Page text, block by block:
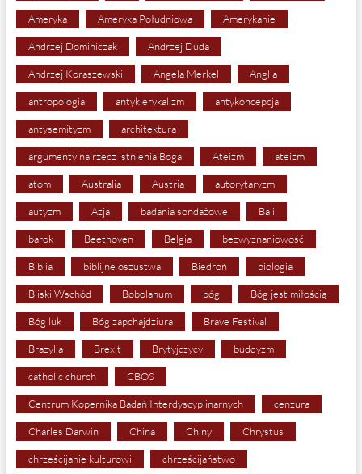
Ameryka Ameryka Południowa Amerykanie
Andrzej Dominiczak Andrzej Duda
Andrzej Koraszewski Angela Merkel Anglia
antropologia antyklerykalizm antykoncepcja
antysemityzm architektura
argumenty na rzecz istnienia Boga Ateizm ateizm
atom Australia Austria autorytaryzm
autyzm Azja badania sondażowe Bali
barok Beethoven Belgia bezwyznaniowość
Biblia biblijne oszustwa Biedroń biologia
Bliski Wschód Bobolanum bóg Bóg jest miłością
Bóg luk Bóg zapchajdziura Brave Festival
Brazylia Brexit Brytyjczycy buddyzm
catholic church CBOS
Centrum Kopernika Badań Interdyscyplinarnych cenzura
Charles Darwin China Chiny Chrystus
chrześcijanie kulturowi chrześcijaństwo